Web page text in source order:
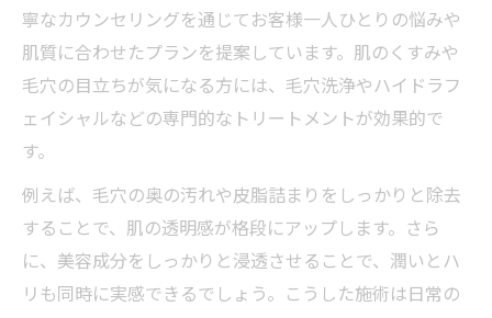
寧なカウンセリングを通じてお客様一人ひとりの悩みや
肌質に合わせたプランを提案しています。肌のくすみや
毛穴の目立ちが気になる方には、毛穴洗浄やハイドラフ
ェイシャルなどの専門的なトリートメントが効果的で
す。
例えば、毛穴の奥の汚れや皮脂詰まりをしっかりと除去
することで、肌の透明感が格段にアップします。さら
に、美容成分をしっかりと浸透させることで、潤いとハ
リも同時に実感できるでしょう。こうした施術は日常の